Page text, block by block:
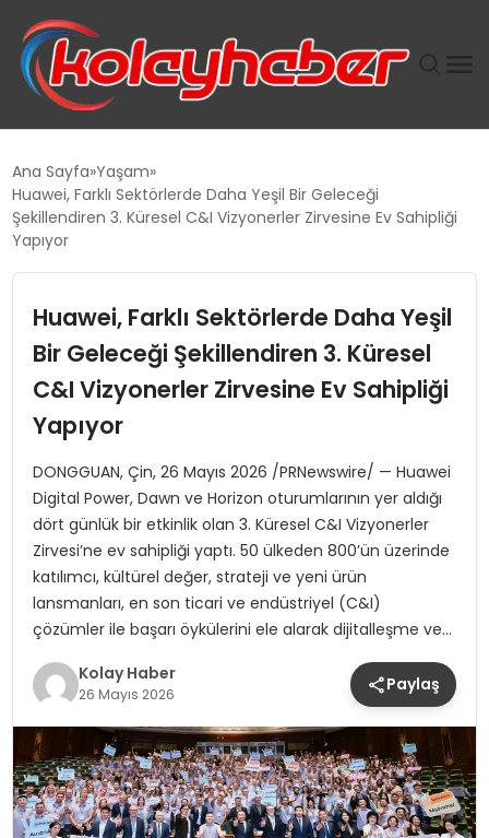
SUWEN’IN İSTIHDAM MODELI EKONOMIDE KADIN
GÜCÜNÜBÜYÜTÜYOR
BÜYÜTTÜ
TOROSLAR’DA PAZAR GERGİNLİĞİ!
Ana Sayfa Yaşam
Huawei, Farklı Sektörlerde Daha Yeşil Bir Geleceği
Şekillendiren 3. Küresel C&I Vizyonerler Zirvesine Ev Sahipliği
Yapıyor
Huawei, Farklı Sektörlerde Daha Yeşil
Bir Geleceği Şekillendiren 3. Küresel
C&I Vizyonerler Zirvesine Ev Sahipliği
Yapıyor
DONGGUAN, Çin, 26 Mayıs 2026 /PRNewswire/ — Huawei
Digital Power, Dawn ve Horizon oturumlarının yer aldığı
dört günlük bir etkinlik olan 3. Küresel C&I Vizyonerler
Zirvesi’ne ev sahipliği yaptı. 50 ülkeden 800’ün üzerinde
katılımcı, kültürel değer, strateji ve yeni ürün
lansmanları, en son ticari ve endüstriyel (C&I)
çözümler ile başarı öykülerini ele alarak dijitalleşme ve…
Kolay Haber
26 Mayıs 2026 Paylaş